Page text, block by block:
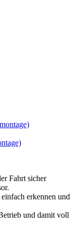
Fahrt sicher
erkennen und
und damit voll